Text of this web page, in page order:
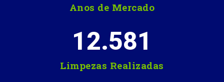
Anos de Mercado
Limpezas Realizadas
12.581